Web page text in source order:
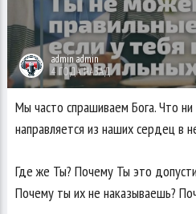
admin admin
4 ГОДА НАЗАД
Мы часто спрашиваем Бога. Что
направляется из наших сердец в
Где же Ты? Почему Ты это
Почему ты их не наказываешь?